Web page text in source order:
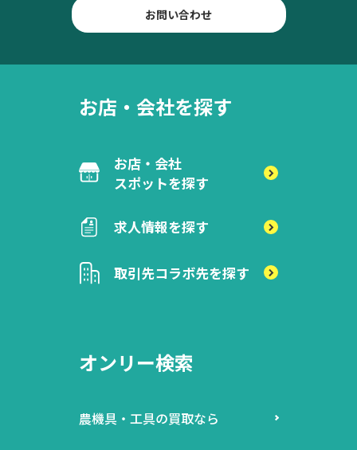
お問い合わせ
お店・会社を探す
お店・会社
スポットを探す
求人情報を探す
取引先コラボ先を探す
オンリー検索
農機具・工具の買取なら